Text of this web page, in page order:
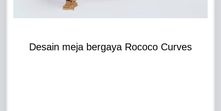
Desain meja bergaya Rococo Curves